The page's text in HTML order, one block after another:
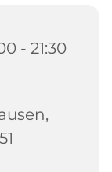
- 21:30